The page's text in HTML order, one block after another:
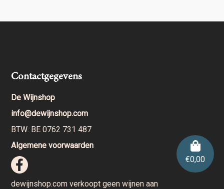
€0,00
Contactgegevens
De Wijnshop
info@dewijnshop.com
BTW: BE 0762 731 487
Algemene voorwaarden
dewijnshop.com verkoopt geen wijnen aan